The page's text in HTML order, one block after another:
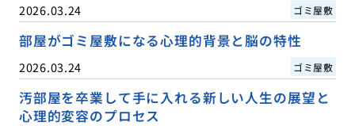
2026.03.24 ゴミ屋敷
部屋がゴミ屋敷になる心理的背景と脳の特性
2026.03.24 ゴミ屋敷
汚部屋を卒業して手に入れる新しい人生の展望と
心理的変容のプロセス